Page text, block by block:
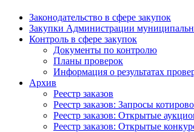
Законодательство в сфере закупок
Закупки Администрации
Контроль в сфере закупок
Документы по контролю
Планы проверок
Информация о результатах
Архив
Реестр заказов
Реестр заказов: Запросы
Реестр заказов: Открытые
Реестр заказов: Открытые